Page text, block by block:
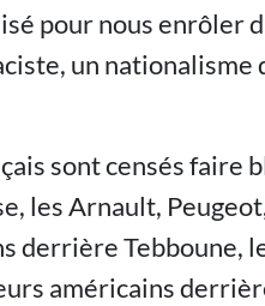
pour nous enrôler
un nationalisme
sont censés faire
les Arnault,
derrière Tebboune,
américains